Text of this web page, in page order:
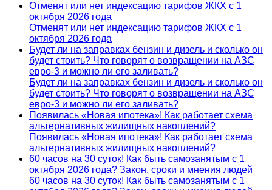
Отменят или нет индексацию тарифов ЖКХ с 1
октября 2026 года
Отменят или нет индексацию тарифов ЖКХ с 1
октября 2026 года
Будет ли на заправках бензин и дизель и сколько он
будет стоить? Что говорят о возвращении на АЗС
евро-3 и можно ли его заливать?
Будет ли на заправках бензин и дизель и сколько он
будет стоить? Что говорят о возвращении на АЗС
евро-3 и можно ли его заливать?
Появилась «Новая ипотека»! Как работает схема
альтернативных жилищных накоплений?
Появилась «Новая ипотека»! Как работает схема
альтернативных жилищных накоплений?
60 часов на 30 суток! Как быть самозанятым с 1
октября 2026 года? Закон, сроки и мнения людей
60 часов на 30 суток! Как быть самозанятым с 1